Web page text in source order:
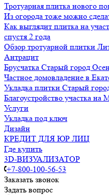
Тротуарная плитка нового
Из огорода тоже можно
Как выглядит плитка на
спустя 2 года
Обзор тротуарной плитки
Антрацит
Брусчатка Старый город
Частное домовладение в
Укладка плитки Старый
Благоустройство участка на
Услуги
Укладка под ключ
Дизайн
КРЕДИТ ДЛЯ ЮР ЛИЦ
Где купить
3D-ВИЗУАЛИЗАТОР
+7-800-100-56-53
Заказать звонок
Задать вопрос